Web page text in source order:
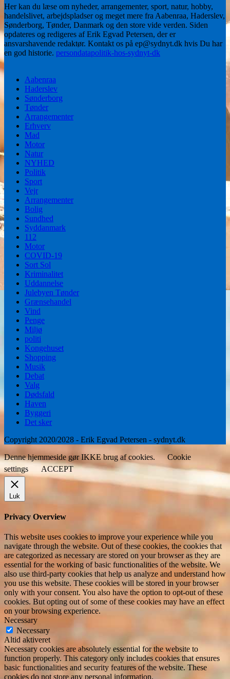
Her kan du læse om nyheder, arrangementer, sport, natur, hobby,
handelslivet, arbejdspladser og meget mere fra Aabenraa, Haderslev,
Sønderborg, Tønder, Danmark og den store vide verden. Siden
opdateres og redigeres af Erik Egvad Petersen, der er
ansvarshavende redaktør. Kontakt os på ep@sydnyt.dk hvis Du har
en god historie. persondatapolitik-hos-sydnyt-dk
Aabenraa
Haderslev
Sønderborg
Tønder
Arrangementer
Erhverv
Mad
Motor
Natur
NYHED
Politik
Sport
Vejr
Arrangementer
Bolig
Sundhed
Syddanmark
112
Motor
COVID-19
Sort Sol
Kriminalitet
Uddannelse
Julebyen Tønder
Grænsehandel
Vind
Penge
Miljø
politi
Kongehuset
Shopping
Musik
Debat
Valg
Dødsfald
Haven
Byggeri
Det sker
Copyright 2020/2028 - Erik Egvad Petersen - sydnyt.dk
Denne hjemmeside gør IKKE brug af cookies.
Cookie
settings
ACCEPT
Luk
Privacy Overview
This website uses cookies to improve your experience while you
navigate through the website. Out of these cookies, the cookies that
are categorized as necessary are stored on your browser as they are
essential for the working of basic functionalities of the website. We
also use third-party cookies that help us analyze and understand how
you use this website. These cookies will be stored in your browser
only with your consent. You also have the option to opt-out of these
cookies. But opting out of some of these cookies may have an effect
on your browsing experience.
Necessary
Necessary
Altid aktiveret
Necessary cookies are absolutely essential for the website to
function properly. This category only includes cookies that ensures
basic functionalities and security features of the website. These
cookies do not store any personal information.